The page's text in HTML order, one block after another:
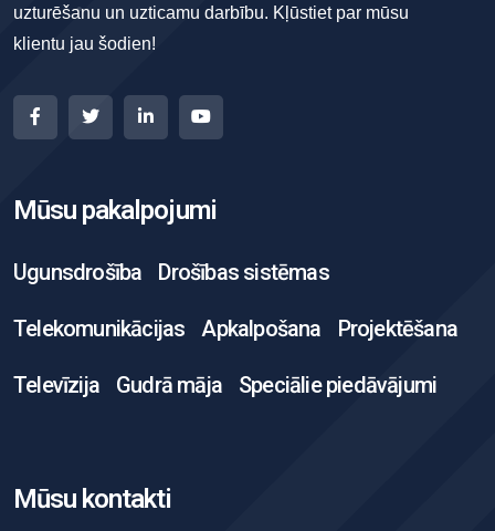
uzturēšanu un uzticamu darbību. Kļūstiet par mūsu
klientu jau šodien!
Mūsu pakalpojumi
Ugunsdrošība Drošības sistēmas
Telekomunikācijas Apkalpošana Projektēšana
Televīzija Gudrā māja Speciālie piedāvājumi
Mūsu kontakti